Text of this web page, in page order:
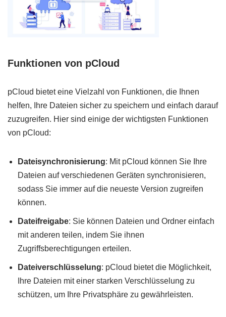
Funktionen von pCloud
pCloud bietet eine Vielzahl von Funktionen, die Ihnen
helfen, Ihre Dateien sicher zu speichern und einfach darauf
zuzugreifen. Hier sind einige der wichtigsten Funktionen
von pCloud:
Dateisynchronisierung: Mit pCloud können Sie Ihre
Dateien auf verschiedenen Geräten synchronisieren,
sodass Sie immer auf die neueste Version zugreifen
können.
Dateifreigabe: Sie können Dateien und Ordner einfach
mit anderen teilen, indem Sie ihnen
Zugriffsberechtigungen erteilen.
Dateiverschlüsselung: pCloud bietet die Möglichkeit,
Ihre Dateien mit einer starken Verschlüsselung zu
schützen, um Ihre Privatsphäre zu gewährleisten.